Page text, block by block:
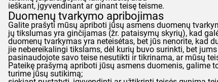
ieškant, įgyvendinant ar ginant teisę teisme.
Duomenų tvarkymo apribojimas
Galite prašyti mūsų apriboti jūsų asmens duomenų
jų tikslumas yra ginčijamas (žr. pataisymų skyrių), kad
duomenų tvarkymas yra neteisėtas, bet jūs nenorite, kad
jie nebereikalingi tikslams, dėl kurių buvo surinkti, bet
pasinaudojote savo teise nesutikti ir tikrinama, ar mūsų
Pateikę prašymą apriboti jūsų asmens duomenis,
turime jūsų sutikimą;